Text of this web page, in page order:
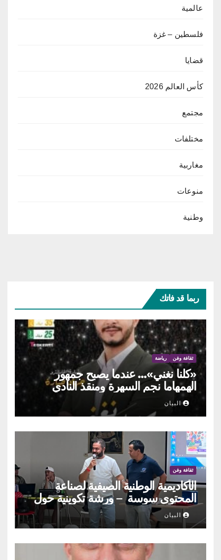
عالمية
فلسطين – غزة
قضايا
كأس العالم 2026
مجتمع
مختلفات
مغاربية
منوعات
وطنية
ربما قد فاتك
ثقافة وفن رياضة
«كلنا نغني»… عندما يصبح جمهور
الهمهاما نجم السهرة ومنقذ النادي
البيان
ثقافة وفن
الأكاديمية الوطنية الصيفية لصناعة
المحتوى سوسة – ورشة تكوينية حول
الحوكمة التشاركية
البيان